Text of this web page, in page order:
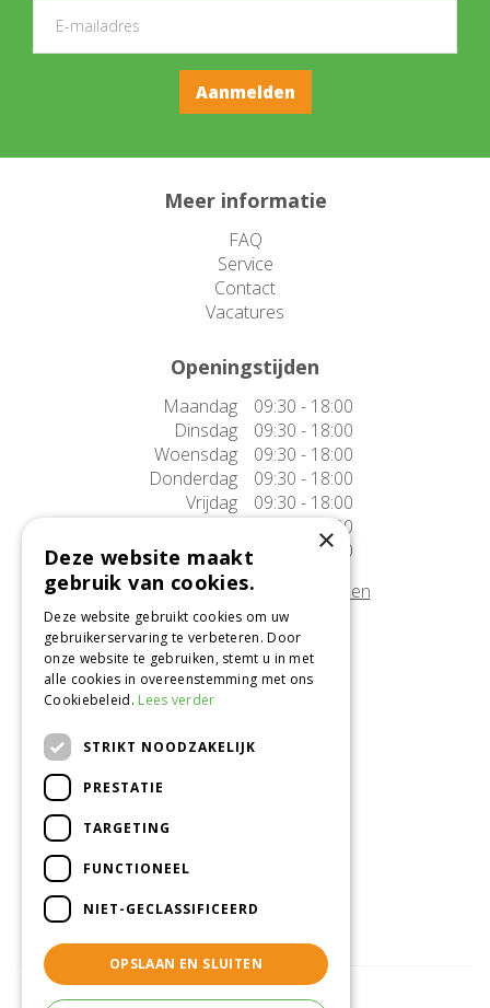
Meer informatie
FAQ
Service
Contact
Vacatures
Openingstijden
Maandag
09:30 - 18:00
Dinsdag
09:30 - 18:00
Woensdag
09:30 - 18:00
Donderdag
09:30 - 18:00
Vrijdag
09:30 - 18:00
Zaterdag
09:30 - 17:00
Zondag
10:00 - 17:00
Afwijkende openingstijden tonen
Onze locatie
Tuincentrum Alméérplant
Jac. P. Thijsseweg 4
pinterest
×
Deze website maakt
gebruik van cookies.
Deze website gebruikt cookies om uw
gebruikerservaring te verbeteren. Door
onze website te gebruiken, stemt u in met
alle cookies in overeenstemming met ons
Cookiebeleid. Lees verder
STRIKT NOODZAKELIJK
PRESTATIE
TARGETING
FUNCTIONEEL
NIET-GECLASSIFICEERD
OPSLAAN EN SLUITEN